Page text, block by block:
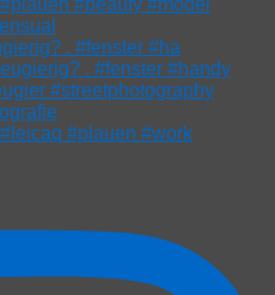
. #fenster #ha